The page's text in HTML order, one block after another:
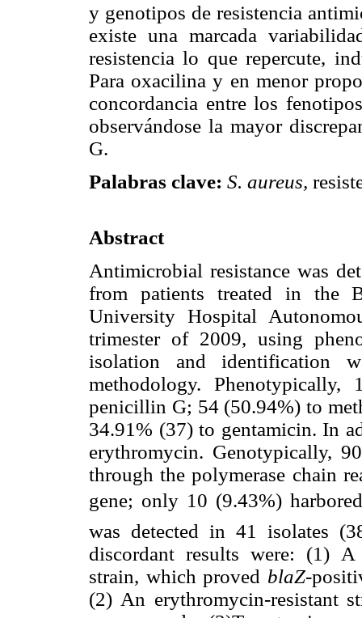
y genotipos de resistencia
existe una marcada
resistencia lo que repercute,
Para oxacilina y en menor
concordancia entre los
observándose la mayor
G.
Palabras clave: S. aureus,
Abstract
Antimicrobial resistance was
from patients treated in the
University Hospital
trimester of 2009, using
isolation and identification
methodology.
penicillin G; 54 (50.94%) to
34.91% (37) to gentamicin. In
erythromycin. Genotypically,
through the polymerase chain
gene; only 10 (9.43%)
was detected in 41 isolates
discordant results were: (1)
strain, which proved blaZ-
(2) An erythromycin-resistant